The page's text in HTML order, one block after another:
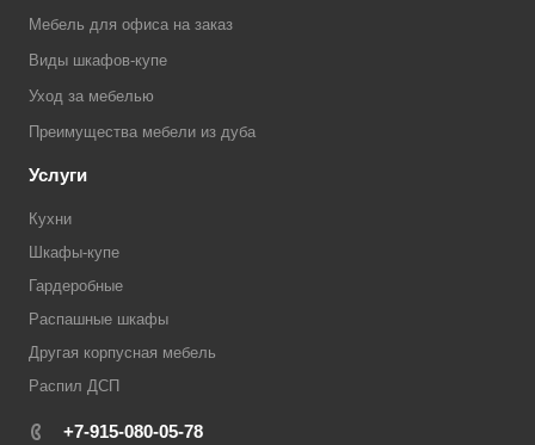
Мебель для офиса на заказ
Виды шкафов-купе
Уход за мебелью
Преимущества мебели из дуба
Услуги
Кухни
Шкафы-купе
Гардеробные
Распашные шкафы
Другая корпусная мебель
Распил ДСП
+7-915-080-05-78